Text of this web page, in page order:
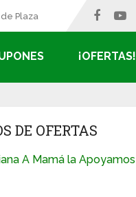
Plaza
¡OFERTAS!
DE OFERTAS
A Mamá la Apoyamos